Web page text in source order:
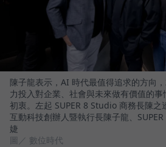
陳子龍表示，AI 時代最值得追求的方向
力投入對企業、社會與未來做有價值的
初衷。左起 SUPER 8 Studio 商務長陳之
互動科技創辦人暨執行長陳子龍、
婕
圖／ 數位時代